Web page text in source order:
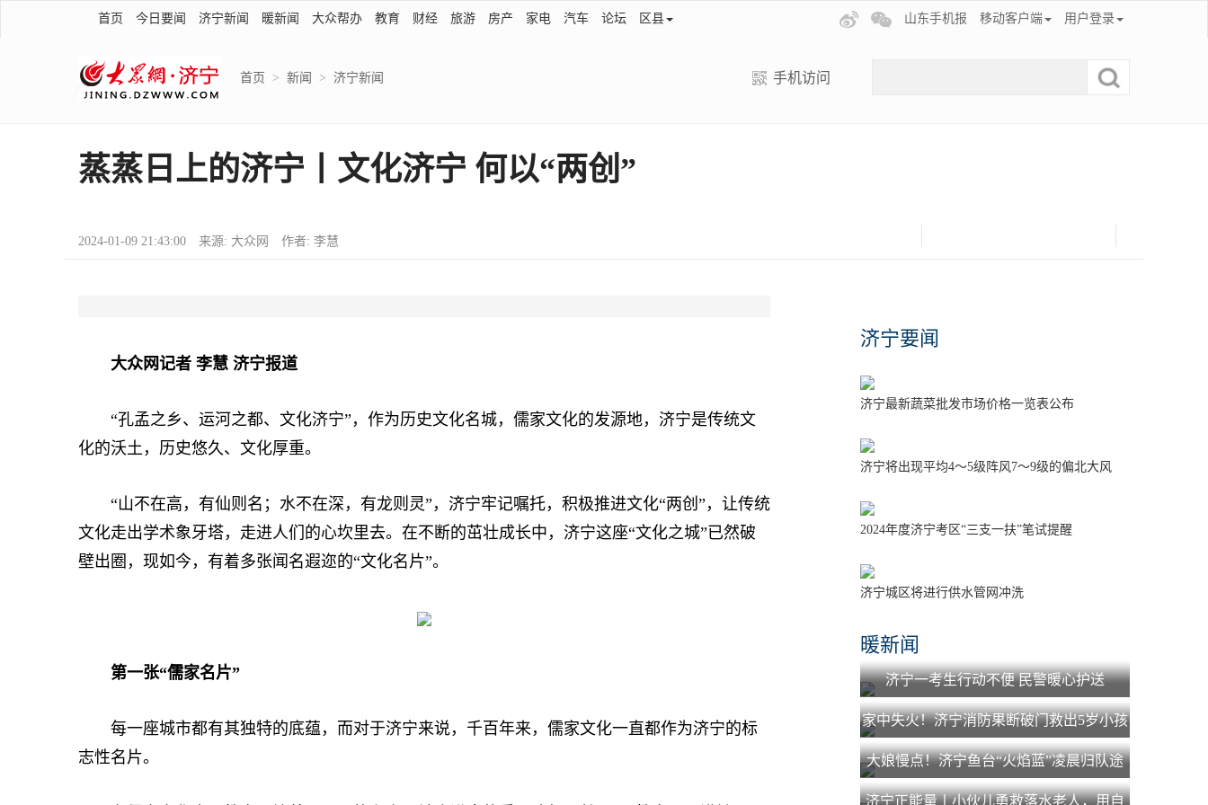
首页 今日要闻 济宁新闻 暖新闻 大众帮办 教育 财经 旅游 房产 家电 汽车 论坛 区县 山东手机报 移动客户端 用户登录
首页 > 新闻 > 济宁新闻 手机访问
蒸蒸日上的济宁丨文化济宁 何以“两创”
2024-01-09 21:43:00 来源: 大众网 作者: 李慧
大众网记者 李慧 济宁报道
“孔孟之乡、运河之都、文化济宁”，作为历史文化名城，儒家文化的发源地，济宁是传统文
化的沃土，历史悠久、文化厚重。
“山不在高，有仙则名；水不在深，有龙则灵”，济宁牢记嘱托，积极推进文化“两创”，让传统
文化走出学术象牙塔，走进人们的心坎里去。在不断的茁壮成长中，济宁这座“文化之城”已然破
壁出圈，现如今，有着多张闻名遐迩的“文化名片”。
第一张“儒家名片”
每一座城市都有其独特的底蕴，而对于济宁来说，千百年来，儒家文化一直都作为济宁的标
志性名片。
济宁要闻
济宁最新蔬菜批发市场价格一览表公布
济宁将出现平均4～5级阵风7～9级的偏北大风
2024年度济宁考区“三支一扶”笔试提醒
济宁城区将进行供水管网冲洗
暖新闻
济宁一考生行动不便 民警暖心护送
家中失火！济宁消防果断破门救出5岁小孩
大娘慢点！济宁鱼台“火焰蓝”凌晨归队途
中为老人照路获赞
济宁正能量丨小伙儿勇救落水老人，用自